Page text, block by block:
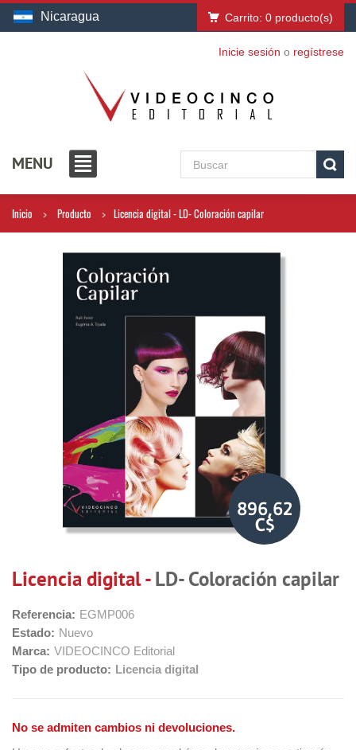
Nicaragua Carrito: 0 producto(s)
Inicie sesión o regístrese
MENU
Inicio Producto Licencia digital - LD- Coloración capilar
896,62
C$
Licencia digital -LD- Coloración capilar
Referencia: EGMP006
Estado: Nuevo
Marca: VIDEOCINCO Editorial
Tipo de producto: Licencia digital
No se admiten cambios ni devoluciones.